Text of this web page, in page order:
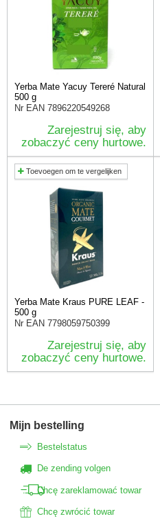
Yerba Mate Yacuy Tereré Natural
500 g
Nr EAN 7896220549268
Zarejestruj się, aby
zobaczyć ceny hurtowe.
Toevoegen om te vergelijken
Yerba Mate Kraus PURE LEAF -
500 g
Nr EAN 7798059750399
Zarejestruj się, aby
zobaczyć ceny hurtowe.
Mijn bestelling
Bestelstatus
De zending volgen
Chcę zareklamować towar
Chcę zwrócić towar